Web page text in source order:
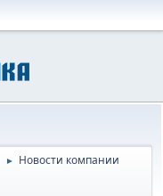
► Новости компании